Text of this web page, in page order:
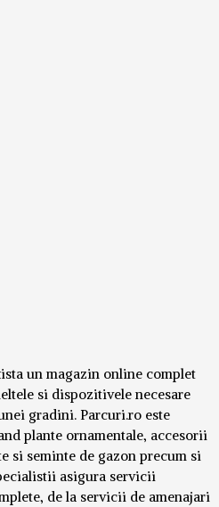
un magazin online complet
si dispozitivele necesare
gradini. Parcuri.ro este
plante ornamentale, accesorii
si seminte de gazon precum si
asigura servicii
de la servicii de amenajari